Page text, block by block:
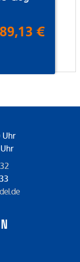
89,13 €
Uhr